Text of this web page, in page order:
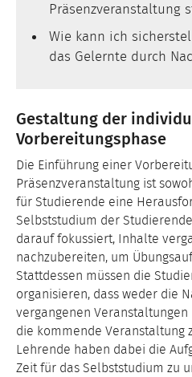
Präsenzveranstaltung
Wie kann ich
das Gelernte durch
Gestaltung der
Vorbereitungsphase
Die Einführung einer
Präsenzveranstaltung ist
für Studierende eine
Selbststudium der
darauf fokussiert, Inhalte
nachzubereiten, um
Stattdessen müssen die
organisieren, dass weder die
vergangenen
die kommende Veranstaltung
Lehrende haben dabei die
Zeit für das Selbststudium zu